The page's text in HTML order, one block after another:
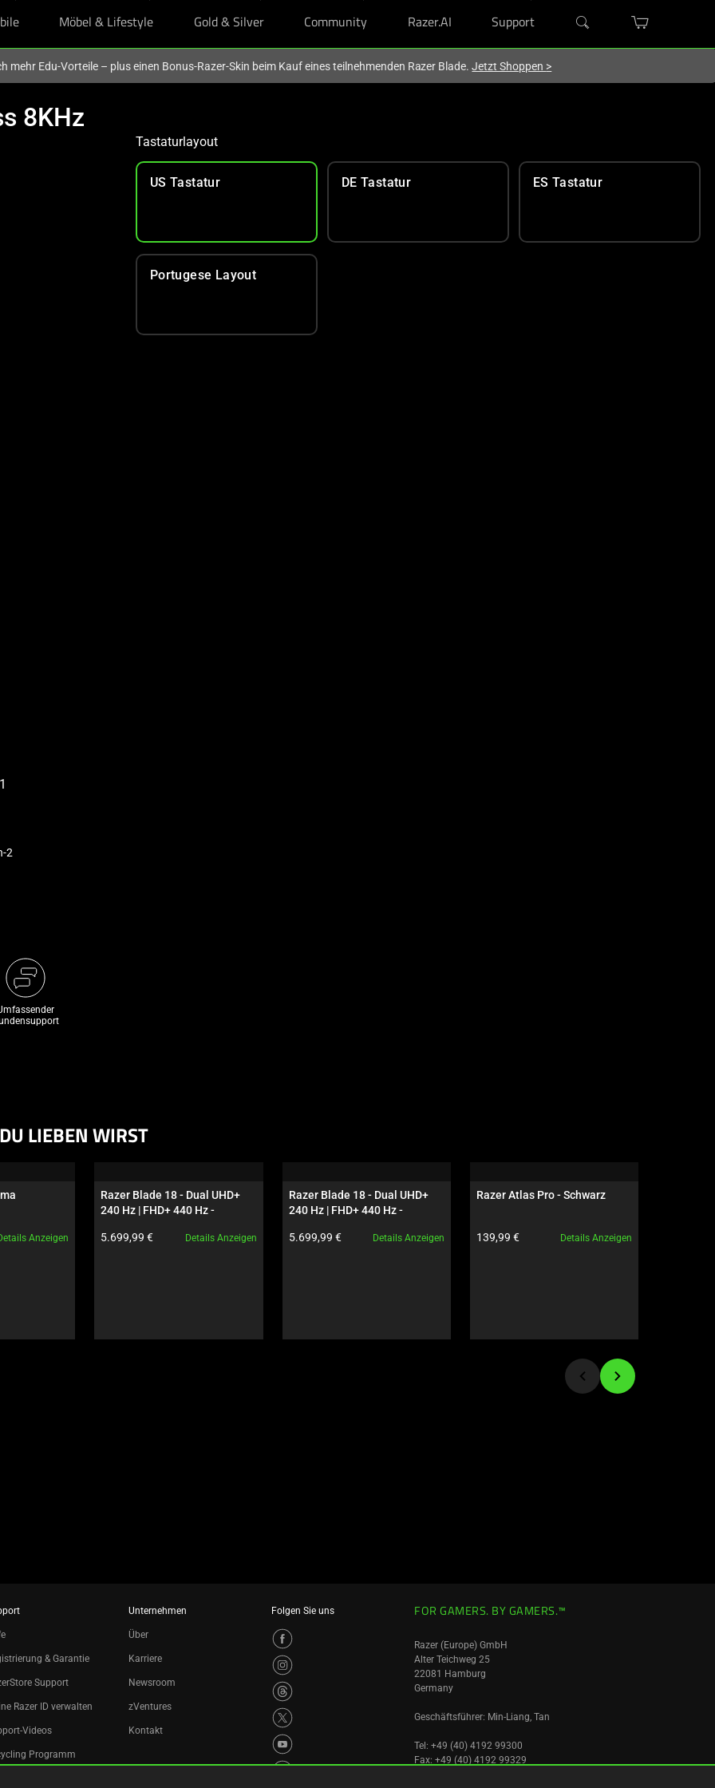
Möbel & Lifestyle Gold & Silver Community Razer.AI Support
mehr Edu-Vorteile – plus einen Bonus-Razer-Skin beim Kauf eines teilnehmenden Razer Blade.Jetzt Shoppen >
8KHz
2
Tastaturlayout
US Tastatur DE Tastatur ES Tastatur
Portugese Layout
LIEBEN WIRST
Anzeigen
Razer Blade 18 - Dual UHD+
240 Hz | FHD+ 440 Hz -
Produktpreis:
5.699,99 € Details Anzeigen
Razer Blade 18 - Dual UHD+
240 Hz | FHD+ 440 Hz -
Produktpreis:
5.699,99 € Details Anzeigen
Razer Atlas Pro - Schwarz
Produktpreis:
139,99 € Details Anzeigen
& Garantie
Support
Razer ID verwalten
Videos
Programm
Unternehmen
Über
Karriere
Newsroom
zVentures
Kontakt
Folgen Sie uns FOR GAMERS. BY GAMERS.™
Razer (Europe) GmbH
Alter Teichweg 25
22081 Hamburg
Germany
Geschäftsführer: Min-Liang, Tan
Tel: +49 (40) 4192 99300
Fax: +49 (40) 4192 99329